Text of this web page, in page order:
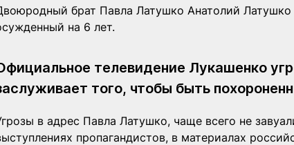
брат Павла Латушко Анатолий
на 6 лет.
телевидение Лукашенко
того, чтобы быть
в адрес Павла Латушко, чаще всего не
пропагандистов, в материалах